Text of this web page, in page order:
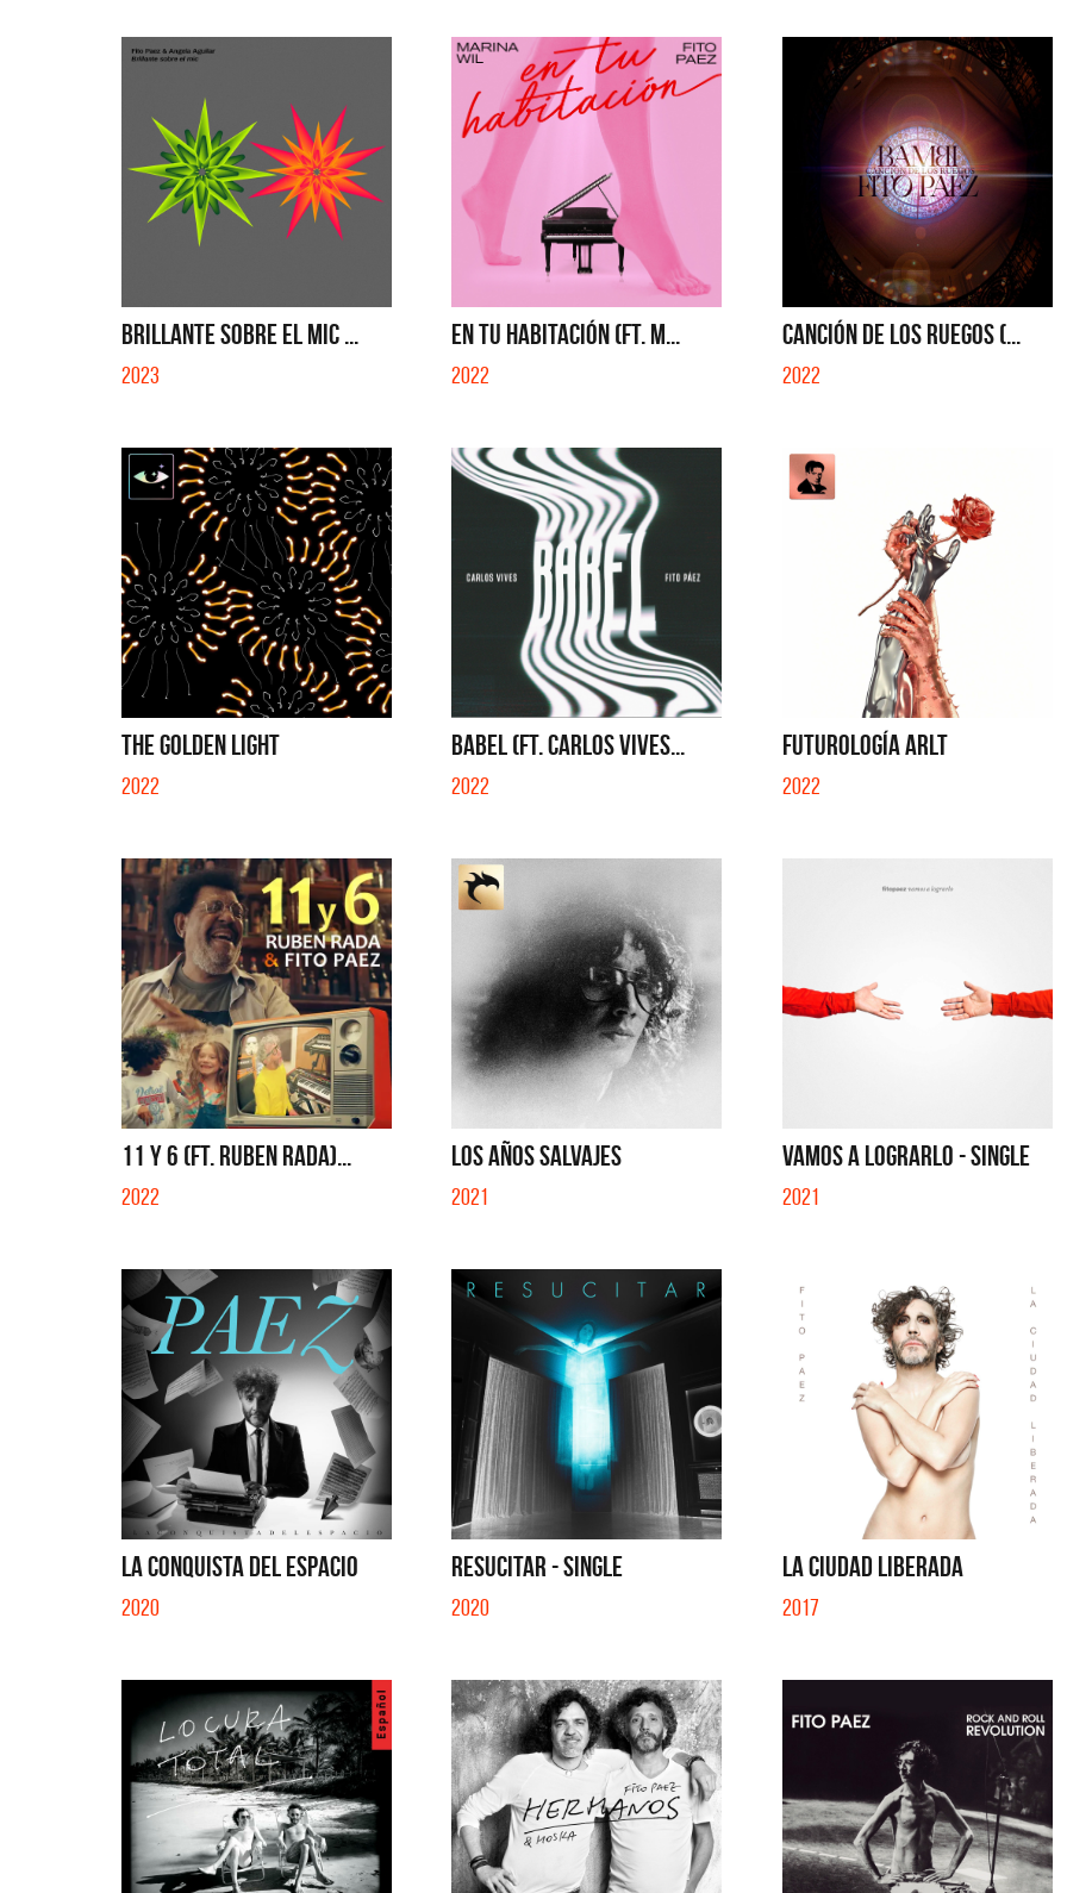
BRILLANTE SOBRE EL MIC ...
2023
EN TU HABITACIÓN (FT. M...
2022
CANCIÓN DE LOS RUEGOS (...
2022
THE GOLDEN LIGHT
2022
BABEL (FT. CARLOS VIVES...
2022
FUTUROLOGÍA ARLT
2022
11 Y 6 (FT. RUBEN RADA)...
2022
LOS AÑOS SALVAJES
2021
VAMOS A LOGRARLO - SINGLE
2021
LA CONQUISTA DEL ESPACIO
2020
RESUCITAR - SINGLE
2020
LA CIUDAD LIBERADA
2017
La Muela y Sus Amigos
QUE NO SE MUELA LA MUELA - SINGLE
La Muela y Sus Amigos
QUE NO SE MUELA LA MUELA -